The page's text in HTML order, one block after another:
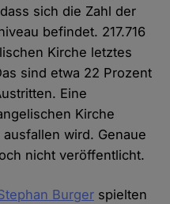
sich die Zahl der
befindet. 217.716
Kirche letztes
sind etwa 22 Prozent
Eine
Kirche
wird. Genaue
nicht veröffentlicht.
Burger spielten